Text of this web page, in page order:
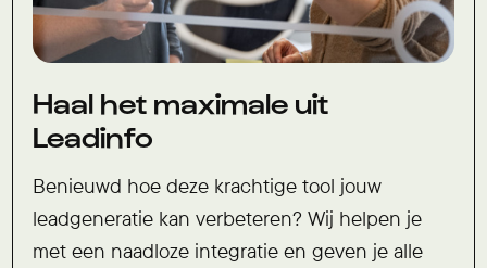
Haal het maximale uit
Leadinfo
Benieuwd hoe deze krachtige tool jouw
leadgeneratie kan verbeteren? Wij helpen je
met een naadloze integratie en geven je alle